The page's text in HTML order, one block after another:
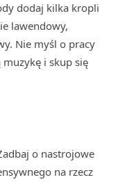
dodaj kilka kropli
lawendowy,
Nie myśl o pracy
muzykę i skup się
o nastrojowe
na rzecz